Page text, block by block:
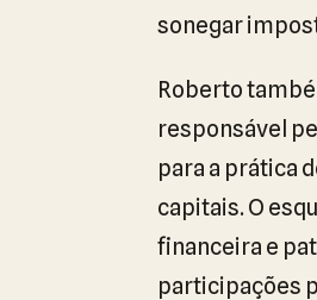
sonegar
Roberto
responsável
para a prática
capitais. O
financeira e
participações